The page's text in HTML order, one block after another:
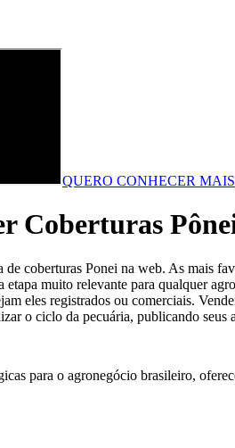
QUERO CONHECER MAIS
Coberturas
coberturas Ponei na web. As mais
muito relevante para qualquer
eles registrados ou comerciais.
o ciclo da pecuária, publicando
para o agronegócio brasileiro,